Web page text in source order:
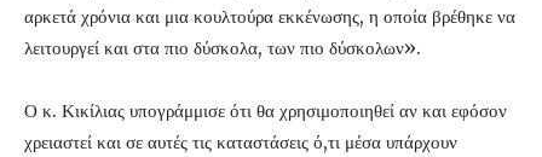
αρκετά χρόνια και μια κουλτούρα εκκένωσης, η οποία βρέθηκε να
λειτουργεί και στα πιο δύσκολα, των πιο δύσκολων».
Ο κ. Κικίλιας υπογράμμισε ότι θα χρησιμοποιηθεί αν και εφόσον
χρειαστεί και σε αυτές τις καταστάσεις ό,τι μέσα υπάρχουν